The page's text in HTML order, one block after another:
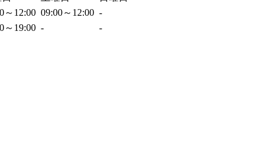
～12:00 09:00～12:00 -
～19:00 - -